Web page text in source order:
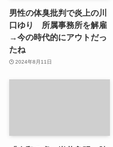
男性の体臭批判で炎上の川
口ゆり 所属事務所を解雇
→今の時代的にアウトだっ
たね
2024年8月11日